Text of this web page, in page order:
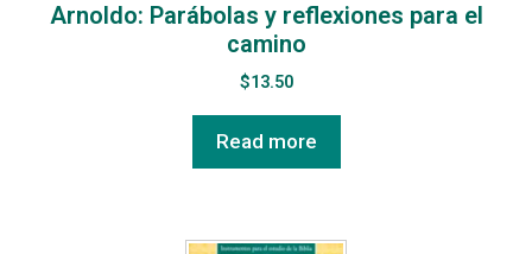
Arnoldo: Parábolas y reflexiones para el
camino
$13.50
Read more